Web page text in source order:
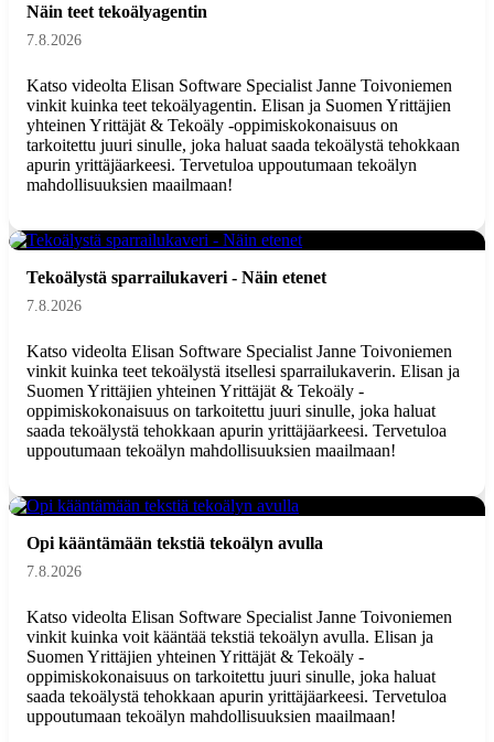
Näin teet tekoälyagentin
7.8.2026
Katso videolta Elisan Software Specialist Janne Toivoniemen
vinkit kuinka teet tekoälyagentin. Elisan ja Suomen Yrittäjien
yhteinen Yrittäjät & Tekoäly -oppimiskokonaisuus on
tarkoitettu juuri sinulle, joka haluat saada tekoälystä tehokkaan
apurin yrittäjäarkeesi. Tervetuloa uppoutumaan tekoälyn
mahdollisuuksien maailmaan!
Tekoälystä sparrailukaveri - Näin etenet
7.8.2026
Katso videolta Elisan Software Specialist Janne Toivoniemen
vinkit kuinka teet tekoälystä itsellesi sparrailukaverin. Elisan ja
Suomen Yrittäjien yhteinen Yrittäjät & Tekoäly -
oppimiskokonaisuus on tarkoitettu juuri sinulle, joka haluat
saada tekoälystä tehokkaan apurin yrittäjäarkeesi. Tervetuloa
uppoutumaan tekoälyn mahdollisuuksien maailmaan!
Opi kääntämään tekstiä tekoälyn avulla
7.8.2026
Katso videolta Elisan Software Specialist Janne Toivoniemen
vinkit kuinka voit kääntää tekstiä tekoälyn avulla. Elisan ja
Suomen Yrittäjien yhteinen Yrittäjät & Tekoäly -
oppimiskokonaisuus on tarkoitettu juuri sinulle, joka haluat
saada tekoälystä tehokkaan apurin yrittäjäarkeesi. Tervetuloa
uppoutumaan tekoälyn mahdollisuuksien maailmaan!